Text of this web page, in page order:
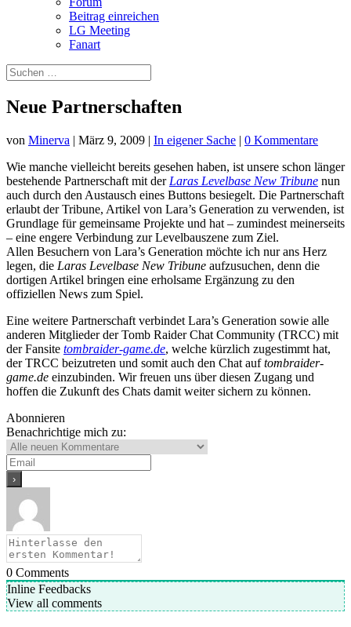
Beitrag einreichen
LG Meeting
Fanart
Neue Partnerschaften
von Minerva | März 9, 2009 | In eigener Sache | 0 Kommentare
Wie manche vielleicht bereits gesehen haben, ist unsere schon länger
bestehende Partnerschaft mit der Laras Levelbase New Tribune nun
auch durch den Austausch eines Buttons besiegelt. Die Partnerschaft
erlaubt der Tribune, Artikel von Lara’s Generation zu verwenden, ist
Grundlage für gemeinsame Projekte und hat – zumindest meinerseits
– eine engere Verbindung zur Levelbauszene zum Ziel.
Allen Besuchern von Lara’s Generation möchte ich nur ans Herz
legen, die Laras Levelbase New Tribune aufzusuchen, denn die
dortigen Artikel bringen eine erholsame Ergänzung zu den
offiziellen News zum Spiel.
Eine weitere Partnerschaft verbindet Lara’s Generation sowie alle
anderen Mitglieder der Tomb Raider Chat Community (TRCC) mit
der Fansite tombraider-game.de, welche kürzlich zugestimmt hat,
der TRCC beizutreten und somit auch den Chat auftombraider-
game.de einzubinden. Wir freuen uns über diesen Zugang und
hoffen die Zukunft des Chats damit weiter sichern zu können.
Abonnieren
Benachrichtige mich zu:
0 Comments
Inline Feedbacks
View all comments